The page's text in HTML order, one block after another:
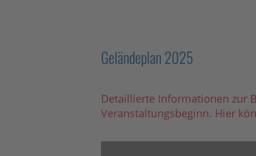
Geländeplan 2025
Detaillierte Informationen zur
Veranstaltungsbeginn. Hier